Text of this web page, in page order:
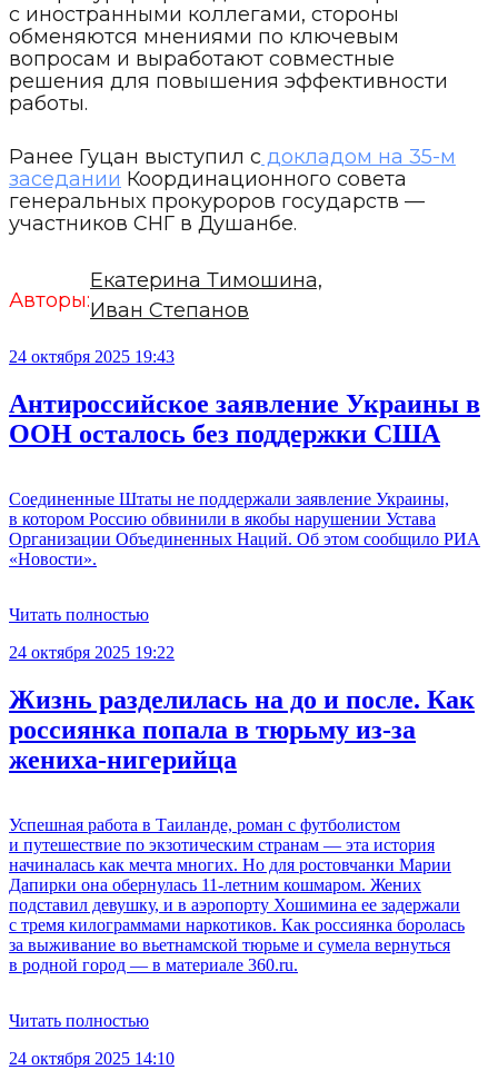
с иностранными коллегами, стороны
обменяются мнениями по ключевым
вопросам и выработают совместные
решения для повышения эффективности
работы.
Ранее Гуцан выступил с докладом на 35-м
заседании Координационного совета
генеральных прокуроров государств —
участников СНГ в Душанбе.
Авторы:
Екатерина Тимошина,
Иван Степанов
24 октября 2025 19:43
Антироссийское заявление Украины в
ООН осталось без поддержки США
Соединенные Штаты не поддержали заявление Украины,
в котором Россию обвинили в якобы нарушении Устава
Организации Объединенных Наций. Об этом сообщило РИА
«Новости».
Читать полностью
24 октября 2025 19:22
Жизнь разделилась на до и после. Как
россиянка попала в тюрьму из-за
жениха-нигерийца
Успешная работа в Таиланде, роман с футболистом
и путешествие по экзотическим странам — эта история
начиналась как мечта многих. Но для ростовчанки Марии
Дапирки она обернулась 11-летним кошмаром. Жених
подставил девушку, и в аэропорту Хошимина ее задержали
с тремя килограммами наркотиков. Как россиянка боролась
за выживание во вьетнамской тюрьме и сумела вернуться
в родной город — в материале 360.ru.
Читать полностью
24 октября 2025 14:10